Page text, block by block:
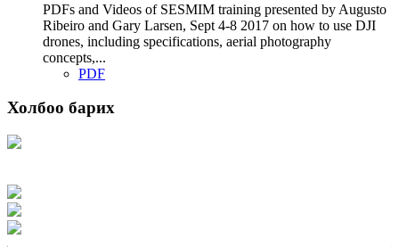
PDFs and Videos of SESMIM training presented by Augusto
Ribeiro and Gary Larsen, Sept 4-8 2017 on how to use DJI
drones, including specifications, aerial photography
concepts,...
PDF
Холбоо барих